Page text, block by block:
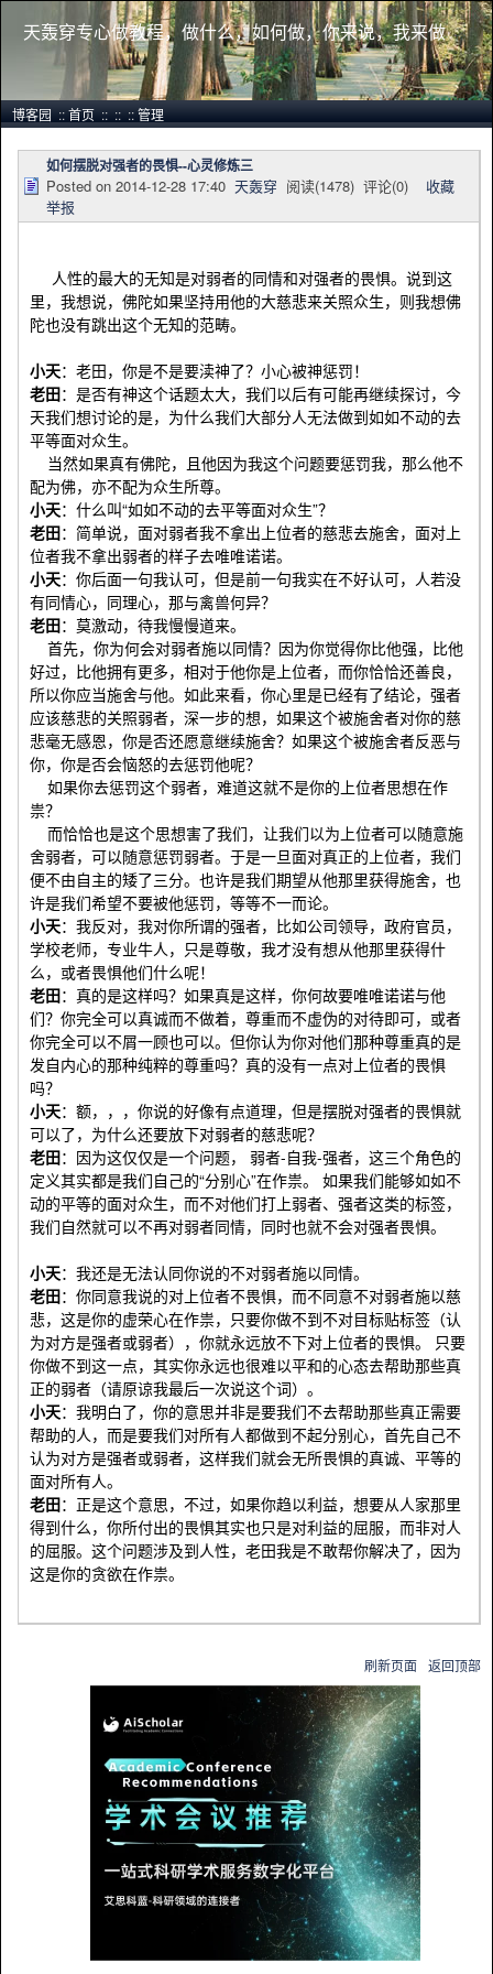
天轰穿专心做教程，做什么，如何做，你来说，我来做
博客园::首页::::::管理
如何摆脱对强者的畏惧--心灵修炼三
Posted on 2014-12-28 17:40 天轰穿 阅读(1478) 评论(0) 收藏
举报
人性的最大的无知是对弱者的同情和对强者的畏惧。说到这
里，我想说，佛陀如果坚持用他的大慈悲来关照众生，则我想佛
陀也没有跳出这个无知的范畴。
小天：老田，你是不是要渎神了？小心被神惩罚！
老田：是否有神这个话题太大，我们以后有可能再继续探讨，今
天我们想讨论的是，为什么我们大部分人无法做到如如不动的去
平等面对众生。
当然如果真有佛陀，且他因为我这个问题要惩罚我，那么他不
配为佛，亦不配为众生所尊。
小天：什么叫“如如不动的去平等面对众生”？
老田：简单说，面对弱者我不拿出上位者的慈悲去施舍，面对上
位者我不拿出弱者的样子去唯唯诺诺。
小天：你后面一句我认可，但是前一句我实在不好认可，人若没
有同情心，同理心，那与禽兽何异？
老田：莫激动，待我慢慢道来。
首先，你为何会对弱者施以同情？因为你觉得你比他强，比他
好过，比他拥有更多，相对于他你是上位者，而你恰恰还善良，
所以你应当施舍与他。如此来看，你心里是已经有了结论，强者
应该慈悲的关照弱者，深一步的想，如果这个被施舍者对你的慈
悲毫无感恩，你是否还愿意继续施舍？如果这个被施舍者反恶与
你，你是否会恼怒的去惩罚他呢？
如果你去惩罚这个弱者，难道这就不是你的上位者思想在作
祟？
而恰恰也是这个思想害了我们，让我们以为上位者可以随意施
舍弱者，可以随意惩罚弱者。于是一旦面对真正的上位者，我们
便不由自主的矮了三分。也许是我们期望从他那里获得施舍，也
许是我们希望不要被他惩罚，等等不一而论。
小天：我反对，我对你所谓的强者，比如公司领导，政府官员，
学校老师，专业牛人，只是尊敬，我才没有想从他那里获得什
么，或者畏惧他们什么呢！
老田：真的是这样吗？如果真是这样，你何故要唯唯诺诺与他
们？你完全可以真诚而不做着，尊重而不虚伪的对待即可，或者
你完全可以不屑一顾也可以。但你认为你对他们那种尊重真的是
发自内心的那种纯粹的尊重吗？真的没有一点对上位者的畏惧
吗？
小天：额，，，你说的好像有点道理，但是摆脱对强者的畏惧就
可以了，为什么还要放下对弱者的慈悲呢？
老田：因为这仅仅是一个问题， 弱者-自我-强者，这三个角色的
定义其实都是我们自己的“分别心”在作祟。 如果我们能够如如不
动的平等的面对众生，而不对他们打上弱者、强者这类的标签，
我们自然就可以不再对弱者同情，同时也就不会对强者畏惧。
小天：我还是无法认同你说的不对弱者施以同情。
老田：你同意我说的对上位者不畏惧，而不同意不对弱者施以慈
悲，这是你的虚荣心在作祟，只要你做不到不对目标贴标签（认
为对方是强者或弱者），你就永远放不下对上位者的畏惧。 只要
你做不到这一点，其实你永远也很难以平和的心态去帮助那些真
正的弱者（请原谅我最后一次说这个词）。
小天：我明白了，你的意思并非是要我们不去帮助那些真正需要
帮助的人，而是要我们对所有人都做到不起分别心，首先自己不
认为对方是强者或弱者，这样我们就会无所畏惧的真诚、平等的
面对所有人。
老田：正是这个意思，不过，如果你趋以利益，想要从人家那里
得到什么，你所付出的畏惧其实也只是对利益的屈服，而非对人
的屈服。这个问题涉及到人性，老田我是不敢帮你解决了，因为
这是你的贪欲在作祟。
刷新页面 返回顶部